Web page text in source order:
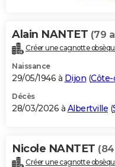
Carte de Noël
Carte Bonne année
Carte Saint-Valentin
Carte Pâques
Carte d'anniversaire
DICTIONNAIRE
Dictionnaire
Biographies
Citations
Expressions
Proverbes
PROGRAMME TV
S'inscrire
Se connecter
Lycées
Collèges
Primaires
Universités
Entreprises
Service militaire
Avis de recherche
AVIS DE DÉCÈS
Bricolage
Lifestyle
Culture
Sport
Auto
Television
Voyage
Cinema
Alain NANTET (79
Créer une cagnotte
Naissance
29/05/1946 à Dijon (Côte-
Décès
28/03/2026 à Albertville (
Nicole NANTET
Créer une cagnotte